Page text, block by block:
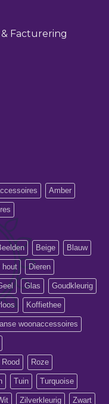
Facturering
Amber
Beige Blauw
hout Dieren
Glas Goudkleurig
Koffiethee
woonaccessoires
Rood Roze
Tuin Turquoise
Zilverkleurig Zwart